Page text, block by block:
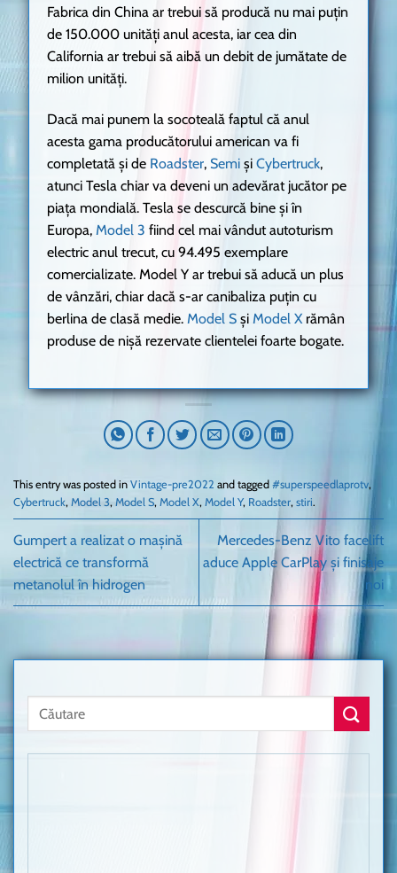
Fabrica din China ar trebui să producă nu mai puțin
de 150.000 unități anul acesta, iar cea din
California ar trebui să aibă un debit de jumătate de
milion unități.
Dacă mai punem la socoteală faptul că anul
acesta gama producătorului american va fi
completată și de Roadster, Semiși Cybertruck,
atunci Tesla chiar va deveni un adevărat jucător pe
piața mondială. Tesla se descurcă bine și în
Europa, Model 3 fiind cel mai vândut autoturism
electric anul trecut, cu 94.495 exemplare
comercializate. Model Y ar trebui să aducă un plus
de vânzări, chiar dacă s-ar canibaliza puțin cu
berlina de clasă medie.Model Sși Model Xrămân
produse de nișă rezervate clientelei foarte bogate.
This entry was posted in Vintage-pre2022 and tagged #superspeedlaprotv,
Cybertruck, Model 3, Model S, Model X, Model Y, Roadster, stiri.
Gumpert a realizat o mașină
electrică ce transformă
metanolul în hidrogen
Mercedes-Benz Vito facelift
aduce Apple CarPlay și finisaje
noi